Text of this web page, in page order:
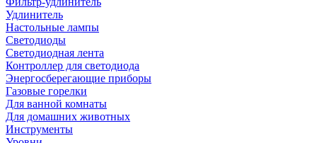
Удлинитель
Настольные лампы
Светодиоды
Светодиодная лента
Контроллер для светодиода
Энергосберегающие приборы
Газовые горелки
Для ванной комнаты
Для домашних животных
Инструменты